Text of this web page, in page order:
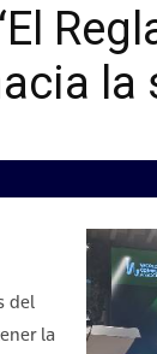
la
del
la